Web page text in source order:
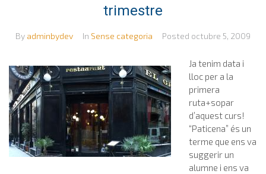
trimestre
By adminbydev In Sense categoria Posted octubre 5, 2009
Ja tenim data i
lloc per a la
primera
ruta+sopar
d’aquest curs!
“Paticena” és un
terme que ens va
suggerir un
alumne i ens va